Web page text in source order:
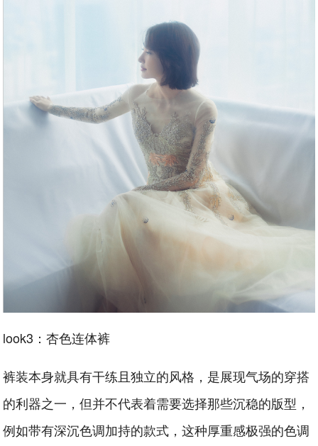
look3：杏色连体裤
裤装本身就具有干练且独立的风格，是展现气场的穿搭
的利器之一，但并不代表着需要选择那些沉稳的版型，
例如带有深沉色调加持的款式，这种厚重感极强的色调